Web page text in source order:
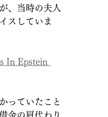
、当時の夫人
スしていま
In Epstein
っていたこと
金の肩代わり